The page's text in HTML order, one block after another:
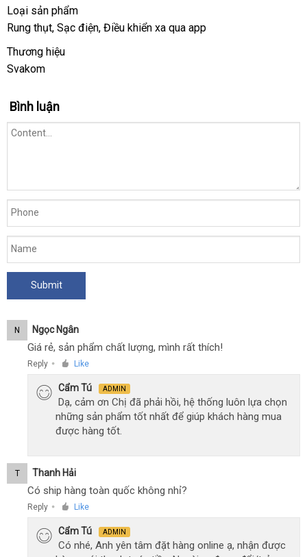
an
toàn
của
Máy
massage
điểm
G
thụt
đa
chế
Neo.
Loại sản phẩm
Rung thụtan
toàn
, Sạc điệntại
, Điều khiển xa qua app
Thương hiệu
Svakom
Bình luận
N Ngọc Ngân
Giá rẻ, sản phẩm chất lượng, mình rất thích!
Reply ● Like
Cẩm Tú ADMIN
Dạ, cảm ơn Chị đã phải hồi, hệ thống luôn lựa chọn
những sản phẩm tốt nhất để giúp khách hàng mua
được hàng tốt.
T Thanh Hải
Có ship hàng toàn quốc không nhỉ?
Reply ● Like
Cẩm Tú ADMIN
Có nhé, Anh yên tâm đặt hàng online ạ, nhận được